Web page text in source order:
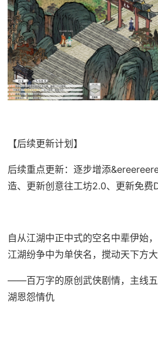
【后续更新计划】
后续重点更新：逐步增添
造、更新创意往工坊2.0、更新免费
自从江湖中正中式的空名中辈伊始
江湖纷争中为单侠名，搅动天下方大
——百万字的原创武侠剧情，主线
湖恩怨情仇